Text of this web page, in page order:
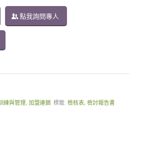
點我詢問專人
練與管理,加盟連鎖 標籤:檢核表,檢討報告書